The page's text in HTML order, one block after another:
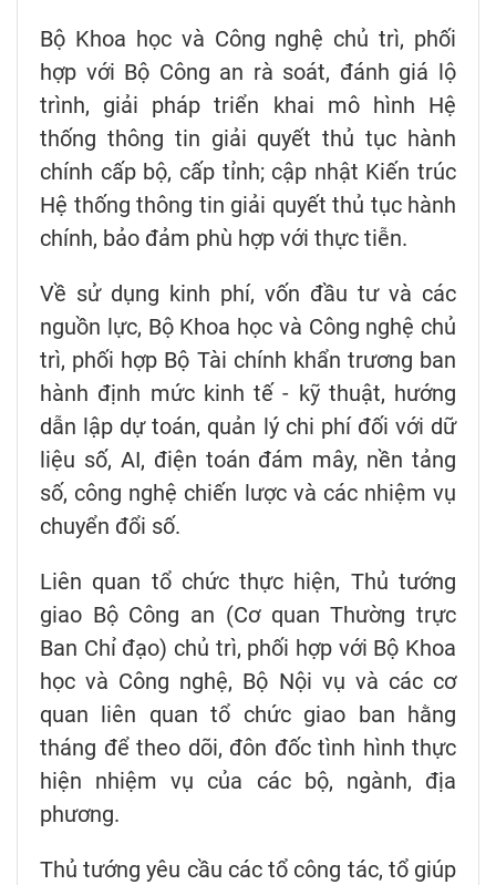
Bộ Khoa học và Công nghệ chủ trì, phối
hợp với Bộ Công an rà soát, đánh giá lộ
trình, giải pháp triển khai mô hình Hệ
thống thông tin giải quyết thủ tục hành
chính cấp bộ, cấp tỉnh; cập nhật Kiến trúc
Hệ thống thông tin giải quyết thủ tục hành
chính, bảo đảm phù hợp với thực tiễn.
Về sử dụng kinh phí, vốn đầu tư và các
nguồn lực, Bộ Khoa học và Công nghệ chủ
trì, phối hợp Bộ Tài chính khẩn trương ban
hành định mức kinh tế - kỹ thuật, hướng
dẫn lập dự toán, quản lý chi phí đối với dữ
liệu số, AI, điện toán đám mây, nền tảng
số, công nghệ chiến lược và các nhiệm vụ
chuyển đổi số.
Liên quan tổ chức thực hiện, Thủ tướng
giao Bộ Công an (Cơ quan Thường trực
Ban Chỉ đạo) chủ trì, phối hợp với Bộ Khoa
học và Công nghệ, Bộ Nội vụ và các cơ
quan liên quan tổ chức giao ban hằng
tháng để theo dõi, đôn đốc tình hình thực
hiện nhiệm vụ của các bộ, ngành, địa
phương.
Thủ tướng yêu cầu các tổ công tác, tổ giúp